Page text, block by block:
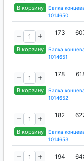
В корзину
Балка
1014650
В корзину
173
Балка
1014651
В корзину
178
Балка
1014652
В корзину
182
Балка
1014653
194